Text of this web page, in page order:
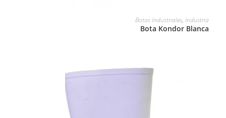
Botas Industriales,Industria
Bota Kondor Blanca